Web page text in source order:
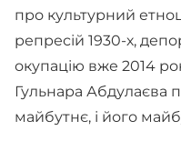
про культурний
репресій 1930-х,
окупацію вже 2014
Гульнара Абдулаєва
майбутнє, і його